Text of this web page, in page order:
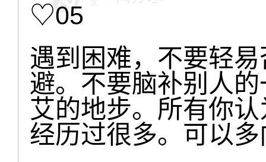
♡05
遇到困难，不要轻
避。不要脑补别人
艾的地步。所有你
经历过很多。可以